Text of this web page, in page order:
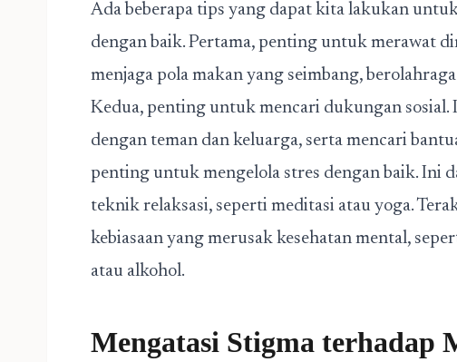
Ada beberapa tips yang dapat kita lakukan
dengan baik. Pertama, penting untuk merawat
menjaga pola makan yang seimbang,
Kedua, penting untuk mencari dukungan
dengan teman dan keluarga, serta mencari
penting untuk mengelola stres dengan baik. Ini
teknik relaksasi, seperti meditasi atau yoga.
kebiasaan yang merusak kesehatan mental,
atau alkohol.
Mengatasi Stigma terhadap